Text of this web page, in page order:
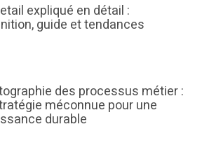
expliqué en détail :
guide et tendances
des processus métier :
méconnue pour une
durable